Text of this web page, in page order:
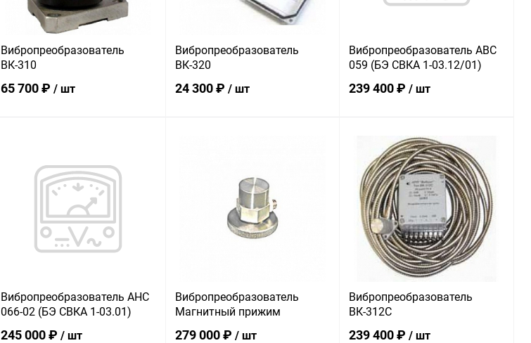
Вибропреобразователь
ВК-310
65 700 ₽ / шт
Купить в 1 клик Сравнение
Вибропреобразователь
ВК-320
24 300 ₽ / шт
Купить в 1 клик
В избранное В наличии
Вибропреобразователь АВС
059 (БЭ СВКА 1-03.12/01)
239 400 ₽/ шт
В корзину
Купить в 1 клик Сравнение
В избранное В наличии
Вибропреобразователь АНС
066-02 (БЭ СВКА 1-03.01)
245 000 ₽ / шт
Вибропреобразователь
Магнитный прижим
279 000 ₽ / шт
Вибропреобразователь
ВК-312С
239 400 ₽/ шт